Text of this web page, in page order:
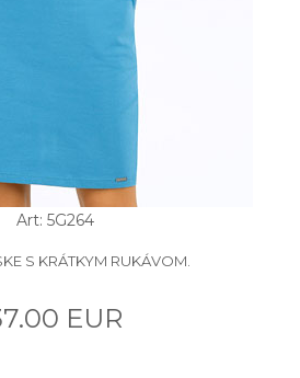
Art: 5G264
S KRÁTKYM RUKÁVOM.
EUR